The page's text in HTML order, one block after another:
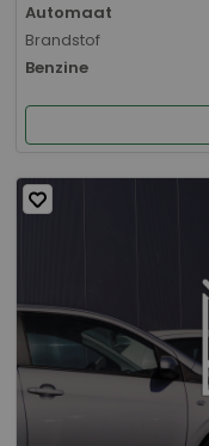
Automaat
Brandstof
Benzine